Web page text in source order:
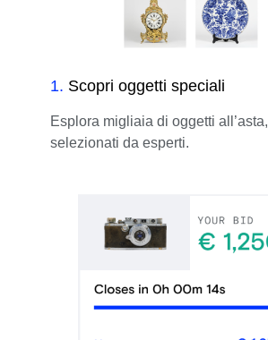
1. Scopri oggetti speciali
Esplora migliaia di oggetti all’asta,
selezionati da esperti.